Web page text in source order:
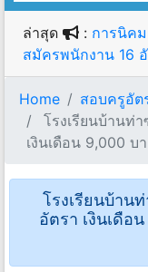
ล่าสุด : การนิค
สมัครพนักงาน 16
Home
สอบครูอัต
โรงเรียนบ้านท่
เงินเดือน 9,000 บ
โรงเรียนบ้าน
อัตรา เงินเดือ